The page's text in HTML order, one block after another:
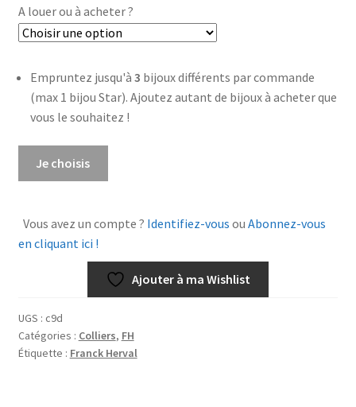
A louer ou à acheter ?
Empruntez jusqu'à 3 bijoux différents par commande
(max 1 bijou Star). Ajoutez autant de bijoux à acheter que
vous le souhaitez !
Deborah
Je choisis
Vous avez un compte ? Identifiez-vous ou Abonnez-vous
en cliquant ici !
Ajouter à ma Wishlist
UGS : c9d
Catégories : Colliers, FH
Étiquette : Franck Herval